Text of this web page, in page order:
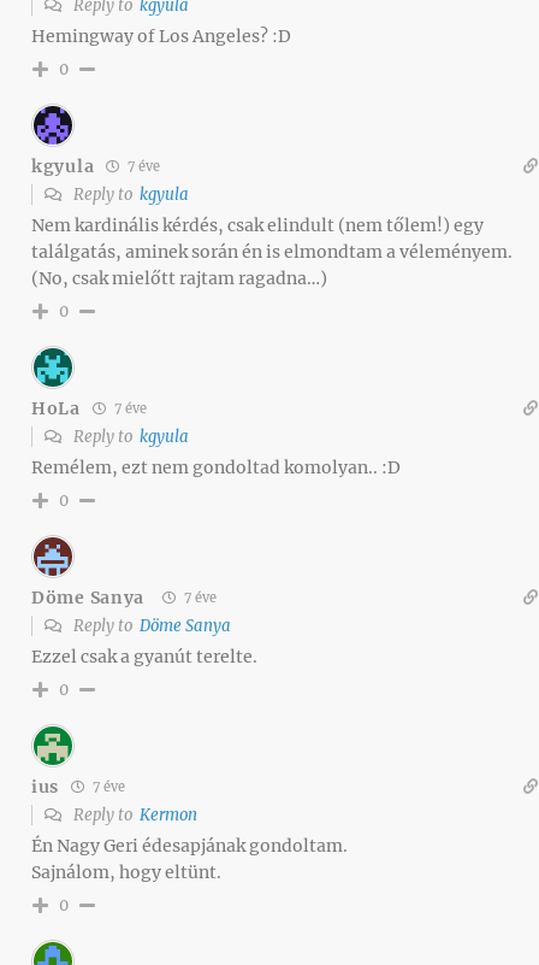
Reply to kgyula
Hemingway of Los Angeles? :D
0
kgyula 7 éve
Reply to kgyula
Nem kardinális kérdés, csak elindult (nem tőlem!) egy
találgatás, aminek során én is elmondtam a véleményem.
(No, csak mielőtt rajtam ragadna…)
0
HoLa 7 éve
Reply to kgyula
Remélem, ezt nem gondoltad komolyan.. :D
0
Döme Sanya 7 éve
Reply to Döme Sanya
Ezzel csak a gyanút terelte.
0
ius 7 éve
Reply to Kermon
Én Nagy Geri édesapjának gondoltam.
Sajnálom, hogy eltünt.
0